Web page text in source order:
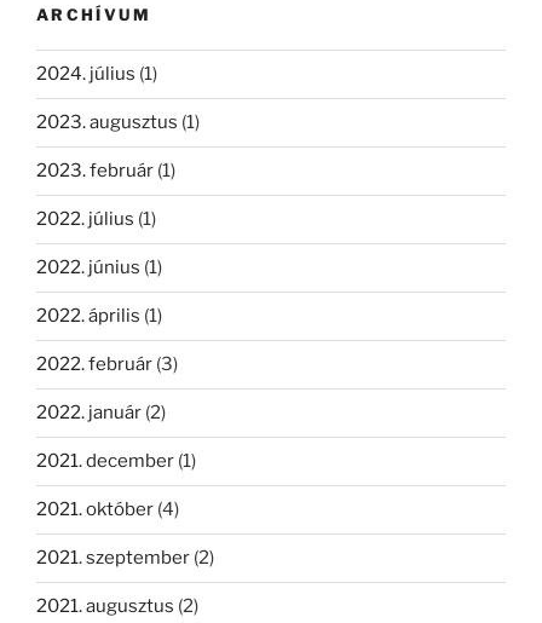
ARCHÍVUM
2024. július (1)
2023. augusztus (1)
2023. február (1)
2022. július (1)
2022. június (1)
2022. április (1)
2022. február (3)
2022. január (2)
2021. december (1)
2021. október (4)
2021. szeptember (2)
2021. augusztus (2)